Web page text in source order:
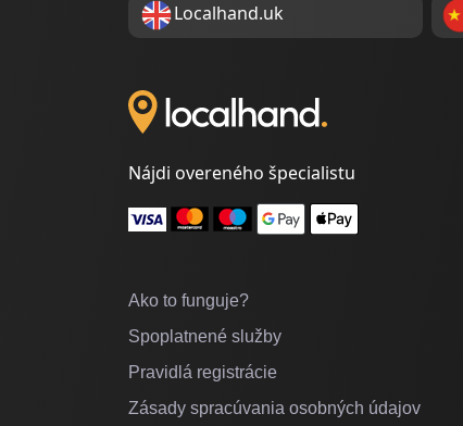
Localhand.uk
Nájdi overeného špecialistu
Ako to funguje?
Spoplatnené služby
Pravidlá registrácie
Zásady spracúvania osobných údajov